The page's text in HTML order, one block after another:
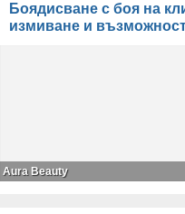
Боядисване с боя на
измиване и
Aura Beauty